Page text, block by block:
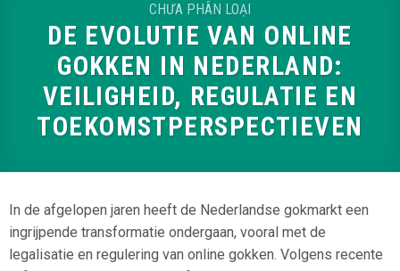
CHƯA PHÂN LOẠI
DE EVOLUTIE VAN ONLINE
GOKKEN IN NEDERLAND:
VEILIGHEID, REGULATIE EN
TOEKOMSTPERSPECTIEVEN
In de afgelopen jaren heeft de Nederlandse gokmarkt een
ingrijpende transformatie ondergaan, vooral met de
legalisatie en regulering van online gokken. Volgens recente